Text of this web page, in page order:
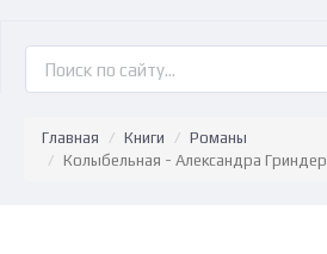
Главная Книги
Романы
Колыбельная - Александра Гриндер